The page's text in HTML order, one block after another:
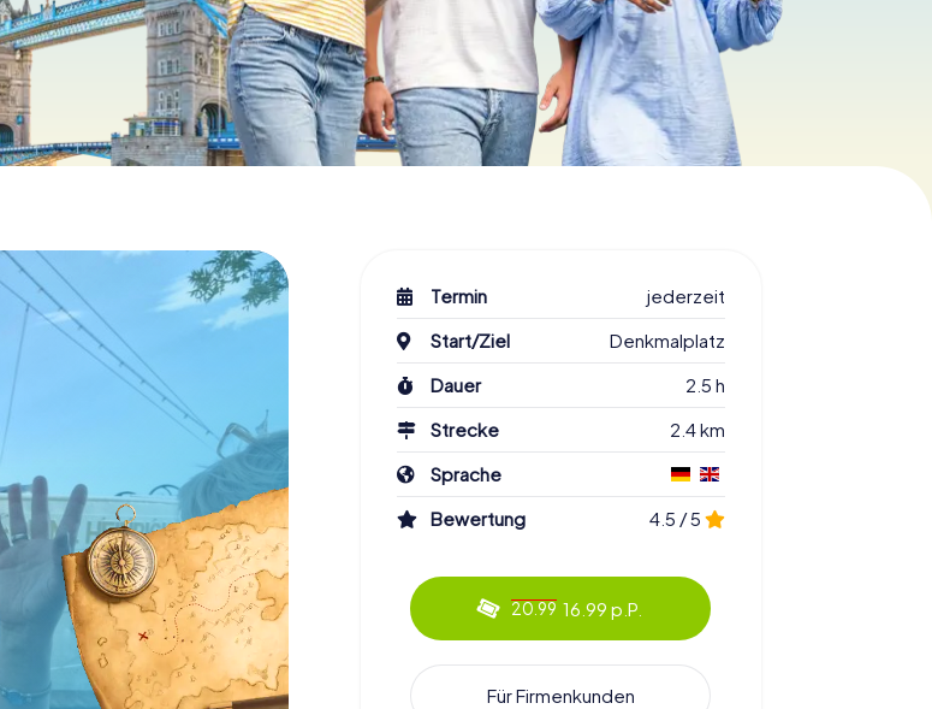
Termin
jederzeit
Start/Ziel
Denkmalplatz
Dauer
2.5 h
Strecke
2.4 km
Sprache
Bewertung
4.5 / 5
20.99 16.99 p.P.
Für Firmenkunden